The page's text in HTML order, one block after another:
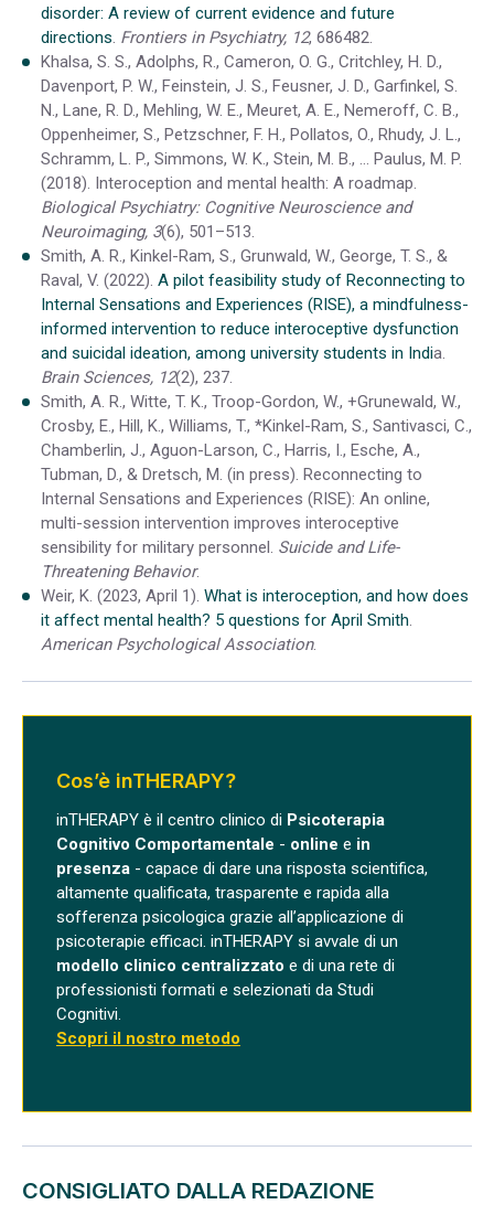
disorder: A review of current evidence and future
directions. Frontiers in Psychiatry, 12, 686482.
Khalsa, S. S., Adolphs, R., Cameron, O. G., Critchley, H. D.,
Davenport, P. W., Feinstein, J. S., Feusner, J. D., Garfinkel, S.
N., Lane, R. D., Mehling, W. E., Meuret, A. E., Nemeroff, C. B.,
Oppenheimer, S., Petzschner, F. H., Pollatos, O., Rhudy, J. L.,
Schramm, L. P., Simmons, W. K., Stein, M. B., … Paulus, M. P.
(2018). Interoception and mental health: A roadmap.
Biological Psychiatry: Cognitive Neuroscience and
Neuroimaging, 3(6), 501–513.
Smith, A. R., Kinkel-Ram, S., Grunwald, W., George, T. S., &
Raval, V. (2022). A pilot feasibility study of Reconnecting to
Internal Sensations and Experiences (RISE), a mindfulness-
informed intervention to reduce interoceptive dysfunction
and suicidal ideation, among university students in India.
Brain Sciences, 12(2), 237.
Smith, A. R., Witte, T. K., Troop-Gordon, W., +Grunewald, W.,
Crosby, E., Hill, K., Williams, T., *Kinkel-Ram, S., Santivasci, C.,
Chamberlin, J., Aguon-Larson, C., Harris, I., Esche, A.,
Tubman, D., & Dretsch, M. (in press). Reconnecting to
Internal Sensations and Experiences (RISE): An online,
multi-session intervention improves interoceptive
sensibility for military personnel. Suicide and Life-
Threatening Behavior.
Weir, K. (2023, April 1). What is interoception, and how does
it affect mental health? 5 questions for April Smith.
American Psychological Association.
Cos’è inTHERAPY?
inTHERAPY è il centro clinico di Psicoterapia
Cognitivo Comportamentale - online e in
presenza - capace di dare una risposta scientifica,
altamente qualificata, trasparente e rapida alla
sofferenza psicologica grazie all’applicazione di
psicoterapie efficaci. inTHERAPY si avvale di un
modello clinico centralizzato e di una rete di
professionisti formati e selezionati da Studi
Cognitivi.
Scopri il nostro metodo
CONSIGLIATO DALLA REDAZIONE